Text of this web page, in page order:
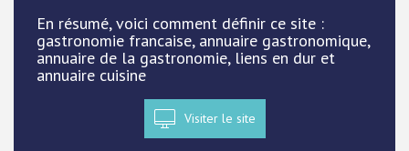
En résumé, voici comment définir ce site :
gastronomie francaise, annuaire gastronomique,
annuaire de la gastronomie, liens en dur et
annuaire cuisine
Visiter le site